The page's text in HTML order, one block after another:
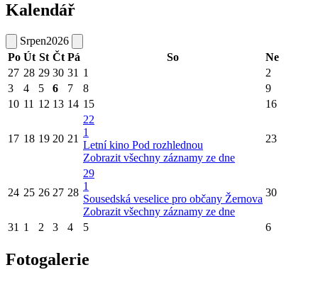
Kalendář
Srpen2026
Po Út St Čt Pá So
Ne
27 28 29 30 31 1
2
3
4 5 6 7 8
9
10 11 12 13 14 15 16
17 18 19 20 21
22
1
Letní kino Pod rozhlednou
Zobrazit všechny záznamy ze dne
23
24 25 26 27 28
29
1
Sousedská veselice pro občany Žernova
Zobrazit všechny záznamy ze dne
30
31 1 2 3 4 5 6
Fotogalerie